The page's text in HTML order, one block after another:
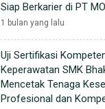
Siap Berkarier di PT
1 bulan yang lalu
Uji Sertifikasi
Keperawatan SMK
Mencetak Tenaga
Profesional dan